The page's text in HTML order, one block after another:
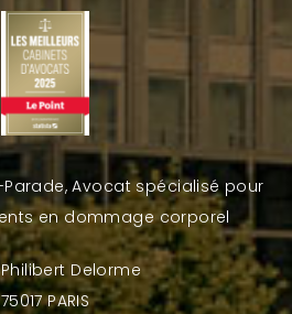
Avocat spécialisé pour
en dommage corporel
Delorme
75017 PARIS